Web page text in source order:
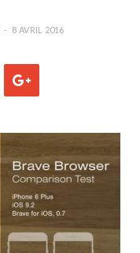
8 AVRIL 2016